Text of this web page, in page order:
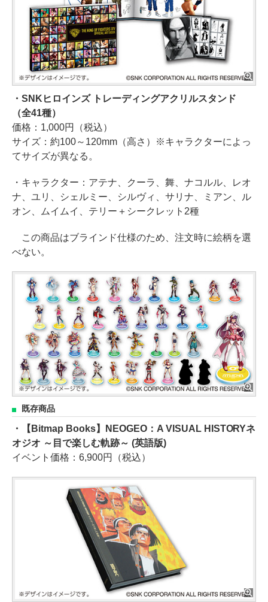
・SNKヒロインズ トレーディングアクリルスタンド
（全41種）
価格：1,000円（税込）
サイズ：約100～120mm（高さ）※キャラクターによっ
てサイズが異なる。
・キャラクター：アテナ、クーラ、舞、ナコルル、レオ
ナ、ユリ、シェルミー、シルヴィ、サリナ、ミアン、ル
オン、ムイムイ、テリー＋シークレット2種
この商品はブラインド仕様のため、注文時に絵柄を選
べない。
既存商品
・【Bitmap Books】NEOGEO：A VISUAL HISTORYネ
オジオ ～目で楽しむ軌跡～ (英語版)
イベント価格：6,900円（税込）